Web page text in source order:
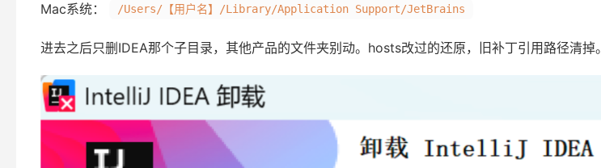
Mac系统： /Users/【用户名】/Library/Application Support/JetBrains
进去之后只删IDEA那个子目录，其他产品的文件夹别动。hosts改过的还原，旧补丁引用路径清掉。